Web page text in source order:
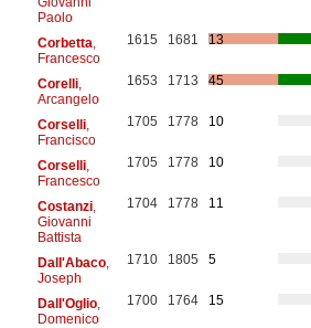
Paolo
Corbetta
Francesco
1615 1681 13
Corelli,
Arcangelo
1653 1713 45
Corselli,
Francisco
1705 1778 10
Corselli,
Francesco
1705 1778 10
Costanzi,
Giovanni
Battista
1704 1778 11
Dall'Abaco,
Joseph
1710 1805 5
Dall'Oglio,
Domenico
1700 1764 15